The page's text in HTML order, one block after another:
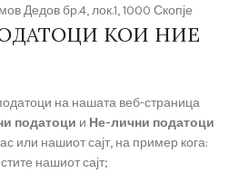
Дедов бр.4, лок.1, 1000 Скопје
КОИ НИЕ
на нашата веб-страница
податоци и Не-лични податоци
или нашиот сајт, на пример кога:
нашиот сајт;